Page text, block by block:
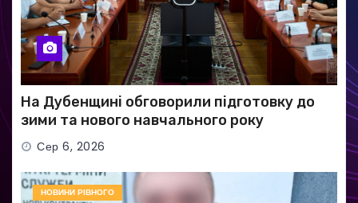
На Дубенщині обговорили підготовку до
зими та нового навчального року
Сер 6, 2026
НОВИНИ РІВНОГО